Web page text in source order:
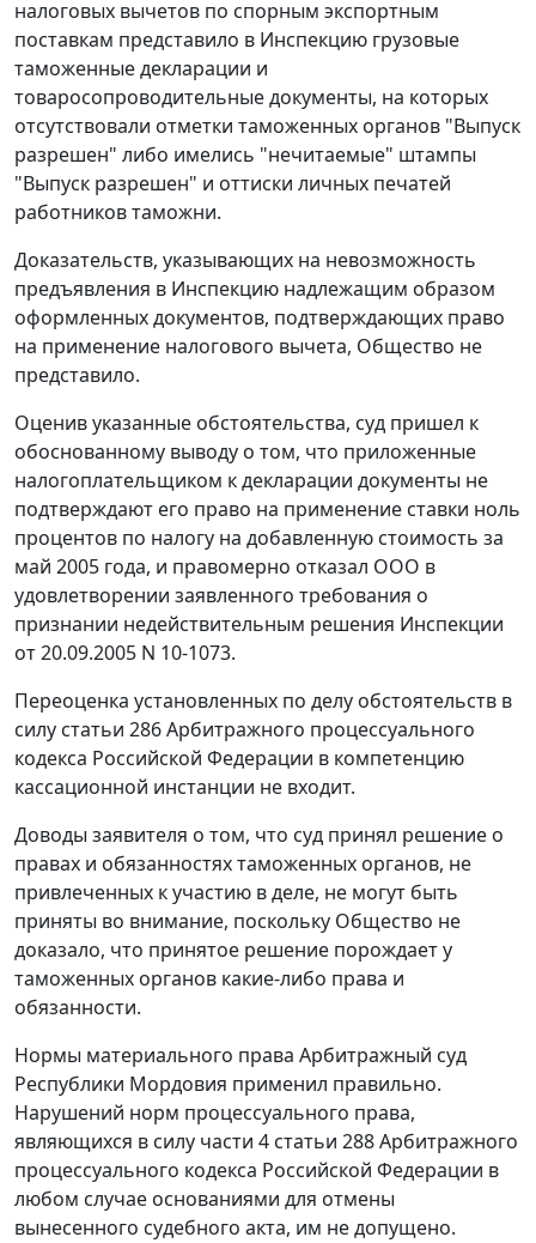
налоговых вычетов по спорным экспортным
поставкам представило в Инспекцию грузовые
таможенные декларации и
товаросопроводительные документы, на которых
отсутствовали отметки таможенных органов "Выпуск
разрешен" либо имелись "нечитаемые" штампы
"Выпуск разрешен" и оттиски личных печатей
работников таможни.
Доказательств, указывающих на невозможность
предъявления в Инспекцию надлежащим образом
оформленных документов, подтверждающих право
на применение налогового вычета, Общество не
представило.
Оценив указанные обстоятельства, суд пришел к
обоснованному выводу о том, что приложенные
налогоплательщиком к декларации документы не
подтверждают его право на применение ставки ноль
процентов по налогу на добавленную стоимость за
май 2005 года, и правомерно отказал ООО в
удовлетворении заявленного требования о
признании недействительным решения Инспекции
от 20.09.2005 N 10-1073.
Переоценка установленных по делу обстоятельств в
силу статьи 286Арбитражного процессуального
кодекса Российской Федерации в компетенцию
кассационной инстанции не входит.
Доводы заявителя о том, что суд принял решение о
правах и обязанностях таможенных органов, не
привлеченных к участию в деле, не могут быть
приняты во внимание, поскольку Общество не
доказало, что принятое решение порождает у
таможенных органов какие-либо права и
обязанности.
Нормы материального права Арбитражный суд
Республики Мордовия применил правильно.
Нарушений норм процессуального права,
являющихся в силу части 4 статьи 288Арбитражного
процессуального кодекса Российской Федерации в
любом случае основаниями для отмены
вынесенного судебного акта, им не допущено.